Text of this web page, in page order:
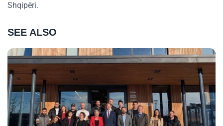
Shqipëri.
SEE ALSO